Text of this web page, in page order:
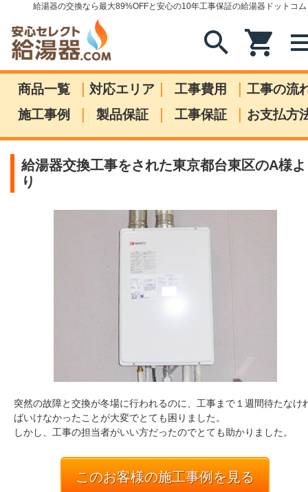
給湯器の交換なら最大89%OFFと安心の10年工事保証の給湯器ドットコム
search shopping_cart
商品一覧 | 対応エリア | 工事費用 | 工事の流
施工事例
| 製品保証 | 工事保証 | お支払方
給湯器交換工事をされた東京都台東区のA様よ
り
突然の故障と交換が冬場に行われるのに、工事まで１週間待たなけ
ばいけなかったことが大変でとても困りました。
しかし、工事の担当者がいい方だったのでとても助かりました。
このお客様の施工事例を見る